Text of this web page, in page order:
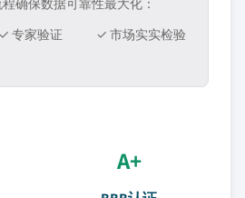
确保数据可靠性最大化：
✓ 专家验证 ✓ 市场实实检验
A+